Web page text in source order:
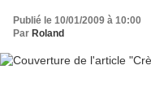
Publié le 10/01/2009 à 10:00
Par Roland